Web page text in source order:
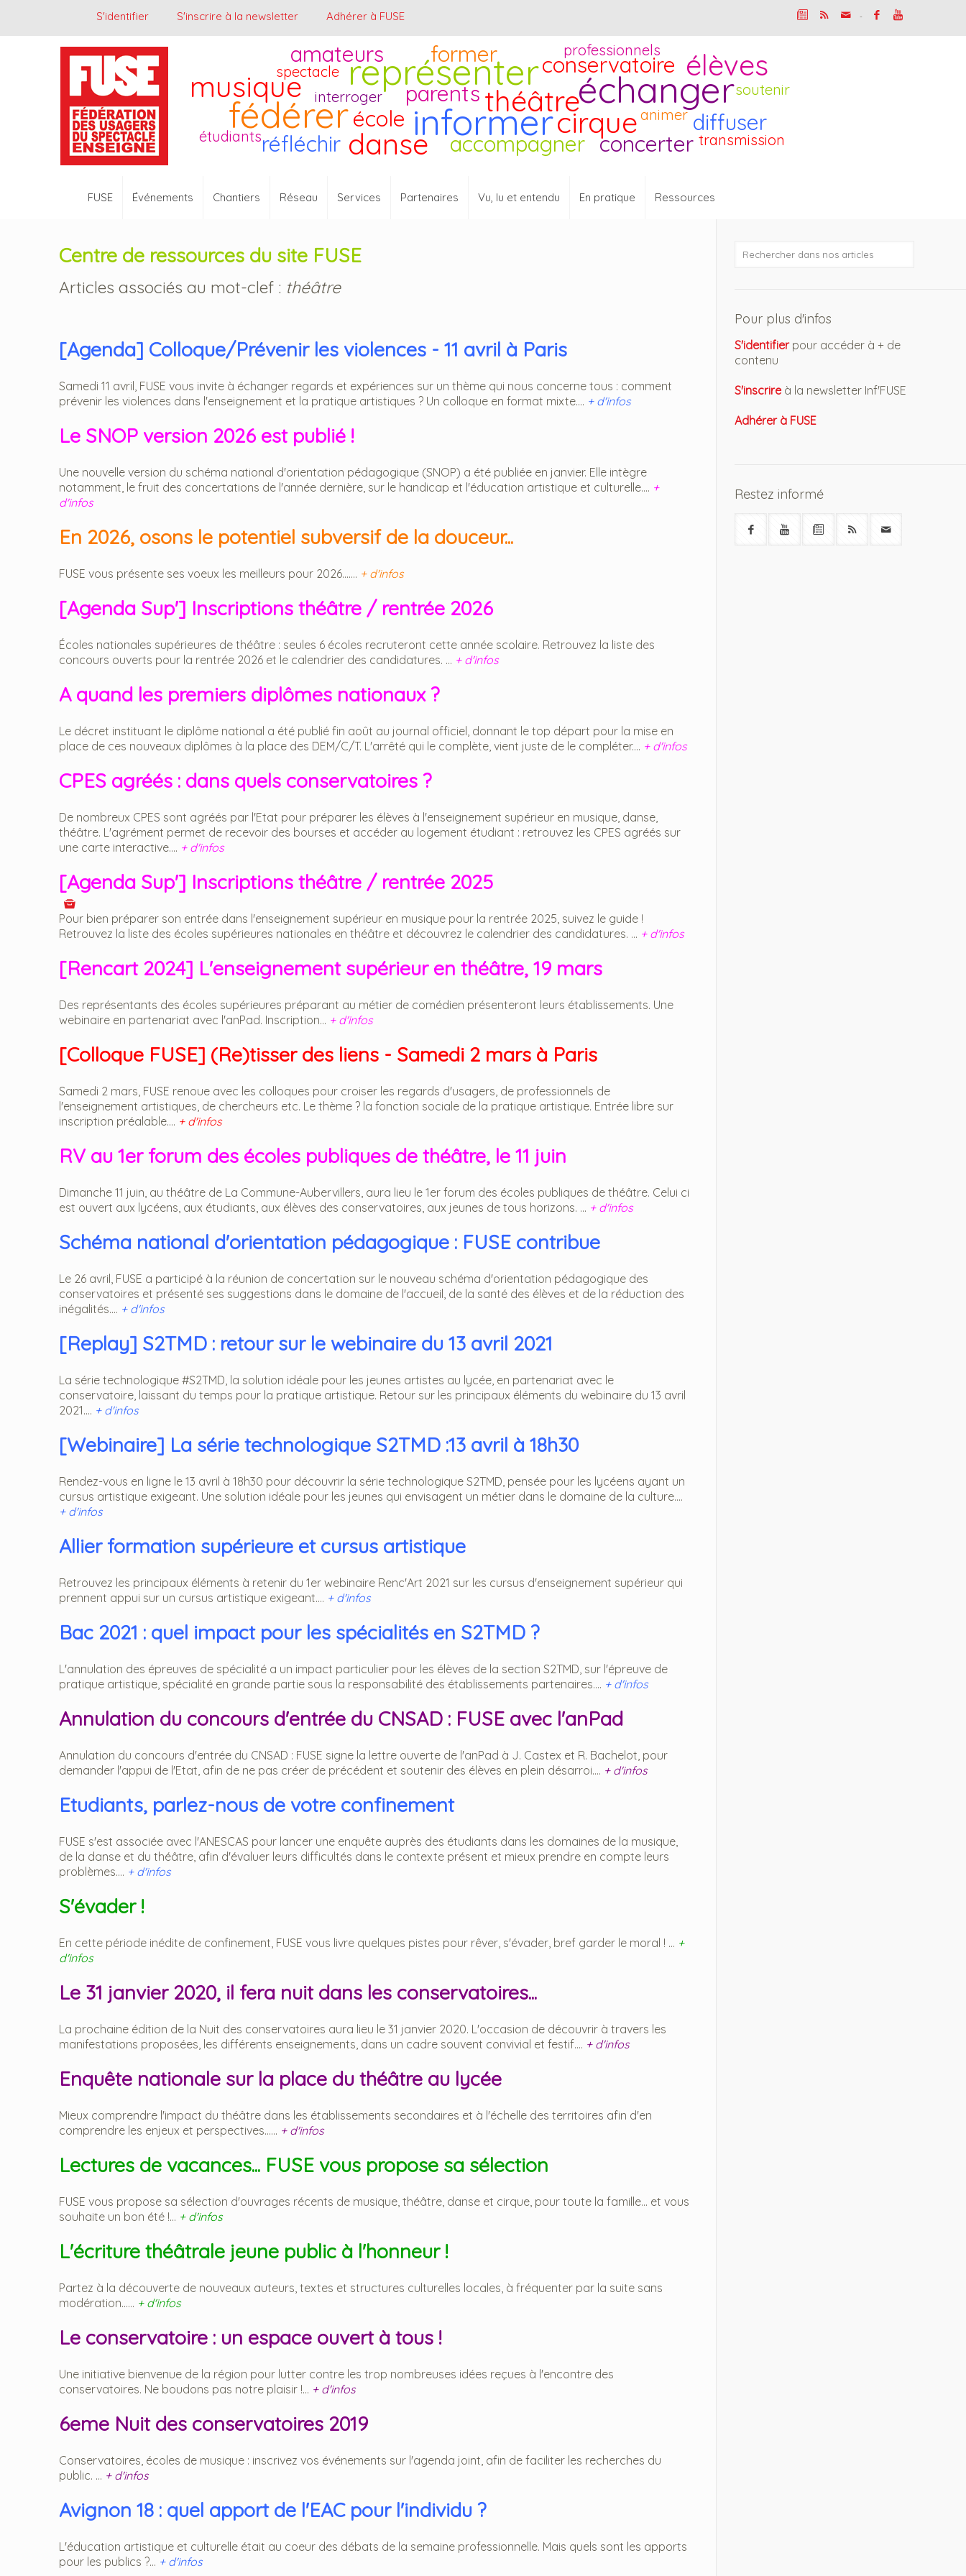
S'identifier S'inscrire à la newsletter Adhérer à FUSE -
FUSE Événements Chantiers Réseau Services Partenaires Vu, lu et entendu En pratique Ressources
amateurs
interroger
spectacle
musique
fédérer
élèves
diffuser
danse
représenter
animer
réfléchir
soutenir
professionnels
informercirque
concerter
parents théâtre
former
accompagner transmission
étudiants
échanger
conservatoire
école
Centre de ressources du site FUSE
Articles associés au mot-clef : théâtre
[Agenda] Colloque/Prévenir les violences - 11 avril à Paris
Samedi 11 avril, FUSE vous invite à échanger regards et expériences sur un thème qui nous concerne tous : comment
prévenir les violences dans l'enseignement et la pratique artistiques ? Un colloque en format mixte.... + d'infos
Le SNOP version 2026 est publié !
Une nouvelle version du schéma national d'orientation pédagogique (SNOP) a été publiée en janvier. Elle intègre
notamment, le fruit des concertations de l'année dernière, sur le handicap et l'éducation artistique et culturelle.... +
d'infos
En 2026, osons le potentiel subversif de la douceur...
FUSE vous présente ses voeux les meilleurs pour 2026....... + d'infos
[Agenda Sup'] Inscriptions théâtre / rentrée 2026
Écoles nationales supérieures de théâtre : seules 6 écoles recruteront cette année scolaire. Retrouvez la liste des
concours ouverts pour la rentrée 2026 et le calendrier des candidatures. ... + d'infos
A quand les premiers diplômes nationaux ?
Le décret instituant le diplôme national a été publié fin août au journal officiel, donnant le top départ pour la mise en
place de ces nouveaux diplômes à la place des DEM/C/T. L'arrêté qui le complète, vient juste de le compléter.... + d'infos
CPES agréés : dans quels conservatoires ?
De nombreux CPES sont agréés par l'Etat pour préparer les élèves à l'enseignement supérieur en musique, danse,
théâtre. L'agrément permet de recevoir des bourses et accéder au logement étudiant : retrouvez les CPES agréés sur
une carte interactive.... + d'infos
[Agenda Sup'] Inscriptions théâtre / rentrée 2025
Pour bien préparer son entrée dans l'enseignement supérieur en musique pour la rentrée 2025, suivez le guide !
Retrouvez la liste des écoles supérieures nationales en théâtre et découvrez le calendrier des candidatures. ... + d'infos
[Rencart 2024] L'enseignement supérieur en théâtre, 19 mars
Des représentants des écoles supérieures préparant au métier de comédien présenteront leurs établissements. Une
webinaire en partenariat avec l'anPad. Inscription... + d'infos
[Colloque FUSE] (Re)tisser des liens - Samedi 2 mars à Paris
Samedi 2 mars, FUSE renoue avec les colloques pour croiser les regards d'usagers, de professionnels de
l'enseignement artistiques, de chercheurs etc. Le thème ? la fonction sociale de la pratique artistique. Entrée libre sur
inscription préalable.... + d'infos
RV au 1er forum des écoles publiques de théâtre, le 11 juin
Dimanche 11 juin, au théâtre de La Commune-Aubervillers, aura lieu le 1er forum des écoles publiques de théâtre. Celui ci
est ouvert aux lycéens, aux étudiants, aux élèves des conservatoires, aux jeunes de tous horizons. ... + d'infos
Schéma national d'orientation pédagogique : FUSE contribue
Le 26 avril, FUSE a participé à la réunion de concertation sur le nouveau schéma d'orientation pédagogique des
conservatoires et présenté ses suggestions dans le domaine de l'accueil, de la santé des élèves et de la réduction des
inégalités.... + d'infos
[Replay] S2TMD : retour sur le webinaire du 13 avril 2021
La série technologique #S2TMD, la solution idéale pour les jeunes artistes au lycée, en partenariat avec le
conservatoire, laissant du temps pour la pratique artistique. Retour sur les principaux éléments du webinaire du 13 avril
2021.... + d'infos
[Webinaire] La série technologique S2TMD :13 avril à 18h30
Rendez-vous en ligne le 13 avril à 18h30 pour découvrir la série technologique S2TMD, pensée pour les lycéens ayant un
cursus artistique exigeant. Une solution idéale pour les jeunes qui envisagent un métier dans le domaine de la culture....
+ d'infos
Allier formation supérieure et cursus artistique
Retrouvez les principaux éléments à retenir du 1er webinaire Renc'Art 2021 sur les cursus d'enseignement supérieur qui
prennent appui sur un cursus artistique exigeant.... + d'infos
Bac 2021 : quel impact pour les spécialités en S2TMD ?
L'annulation des épreuves de spécialité a un impact particulier pour les élèves de la section S2TMD, sur l'épreuve de
pratique artistique, spécialité en grande partie sous la responsabilité des établissements partenaires.... + d'infos
Annulation du concours d'entrée du CNSAD : FUSE avec l'anPad
Annulation du concours d'entrée du CNSAD : FUSE signe la lettre ouverte de l'anPad à J. Castex et R. Bachelot, pour
demander l'appui de l'Etat, afin de ne pas créer de précédent et soutenir des élèves en plein désarroi.... + d'infos
Etudiants, parlez-nous de votre confinement
FUSE s'est associée avec l'ANESCAS pour lancer une enquête auprès des étudiants dans les domaines de la musique,
de la danse et du théâtre, afin d'évaluer leurs difficultés dans le contexte présent et mieux prendre en compte leurs
problèmes.... + d'infos
S'évader !
En cette période inédite de confinement, FUSE vous livre quelques pistes pour rêver, s'évader, bref garder le moral ! ... +
d'infos
Le 31 janvier 2020, il fera nuit dans les conservatoires...
La prochaine édition de la Nuit des conservatoires aura lieu le 31 janvier 2020. L'occasion de découvrir à travers les
manifestations proposées, les différents enseignements, dans un cadre souvent convivial et festif.... + d'infos
Enquête nationale sur la place du théâtre au lycée
Mieux comprendre l'impact du théâtre dans les établissements secondaires et à l'échelle des territoires afin d'en
comprendre les enjeux et perspectives...... + d'infos
Lectures de vacances... FUSE vous propose sa sélection
FUSE vous propose sa sélection d'ouvrages récents de musique, théâtre, danse et cirque, pour toute la famille... et vous
souhaite un bon été !... + d'infos
L'écriture théâtrale jeune public à l'honneur !
Partez à la découverte de nouveaux auteurs, textes et structures culturelles locales, à fréquenter par la suite sans
modération...... + d'infos
Le conservatoire : un espace ouvert à tous !
Une initiative bienvenue de la région pour lutter contre les trop nombreuses idées reçues à l'encontre des
conservatoires. Ne boudons pas notre plaisir !... + d'infos
6eme Nuit des conservatoires 2019
Conservatoires, écoles de musique : inscrivez vos événements sur l'agenda joint, afin de faciliter les recherches du
public. ... + d'infos
Avignon 18 : quel apport de l'EAC pour l'individu ?
L'éducation artistique et culturelle était au coeur des débats de la semaine professionnelle. Mais quels sont les apports
pour les publics ?... + d'infos
Pour plus d'infos
S'identifierpour accéder à + de
contenu
S'inscrireà la newsletter Inf'FUSE
Adhérer à FUSE
Restez informé